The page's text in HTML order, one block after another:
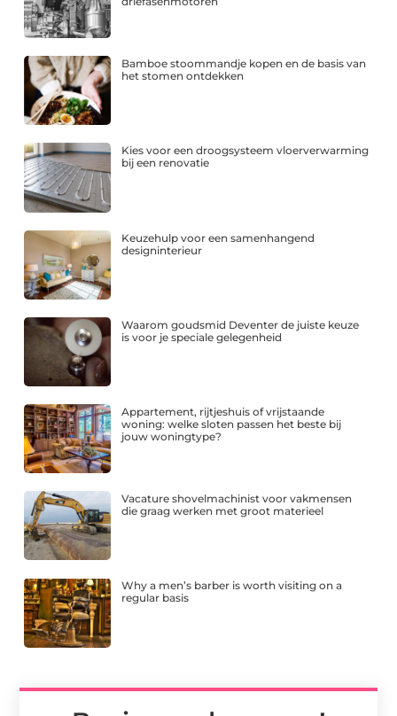
Bamboe stoommandje kopen en de basis van
het stomen ontdekken
Kies voor een droogsysteem vloerverwarming
bij een renovatie
Keuzehulp voor een samenhangend
designinterieur
Waarom goudsmid Deventer de juiste keuze
is voor je speciale gelegenheid
Appartement, rijtjeshuis of vrijstaande
woning: welke sloten passen het beste bij
jouw woningtype?
Vacature shovelmachinist voor vakmensen
die graag werken met groot materieel
Why a men’s barber is worth visiting on a
regular basis